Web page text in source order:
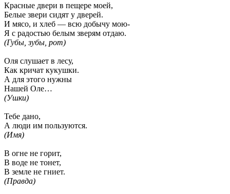
Красные двери в пещере моей,
Белые звери сидят у дверей.
И мясо, и хлеб — всю добычу мою-
Я с радостью белым зверям отдаю.
(Губы, зубы, рот)
Оля слушает в лесу,
Как кричат кукушки.
А для этого нужны
Нашей Оле…
(Ушки)
Тебе дано,
А люди им пользуются.
(Имя)
В огне не горит,
В воде не тонет,
В земле не гниет.
(Правда)